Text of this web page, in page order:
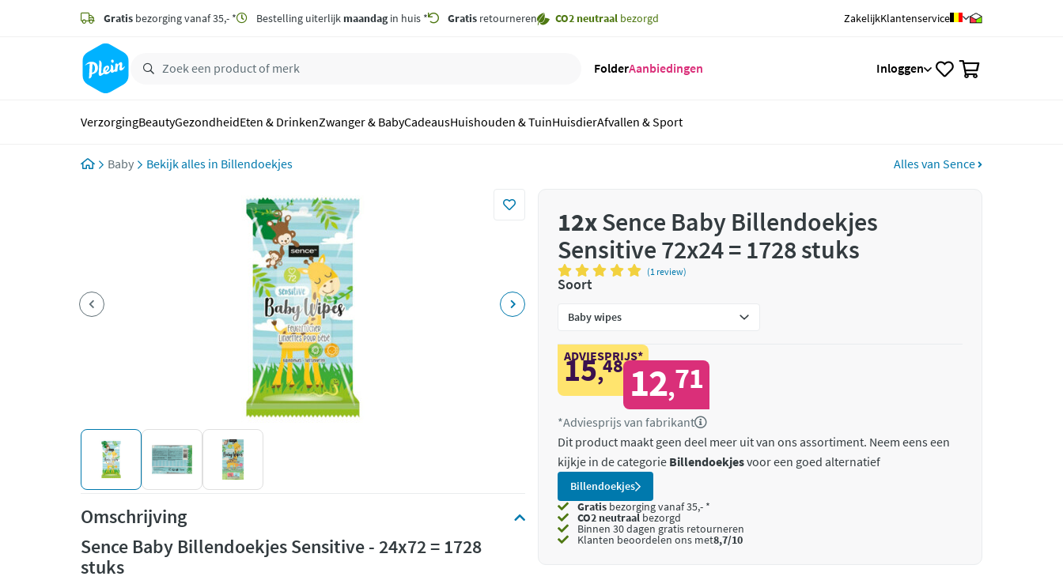
zoeken
hoofdinhoud
Gratis bezorging vanaf 35,- * Bestelling uiterlijk maandagin huis * Gratis retourneren CO2 neutraal bezorgd ZakelijkKlantenservice
FolderAanbiedingen Inloggen
VerzorgingBeautyGezondheidEten & DrinkenZwanger & BabyCadeausHuishouden & TuinHuisdierAfvallen & Sport
Baby Billendoekjes Alles van Sence
Omschrijving
Sence Baby Billendoekjes Sensitive - 24x72 = 1728
stuks
12xSence Baby Billendoekjes
Sensitive 72x24 = 1728 stuks
(1 review)
Soort
ADVIESPRIJS*
15,48 12,71
*Adviesprijs van fabrikant
Dit product maakt geen deel meer uit van ons assortiment. Neem eens een
kijkje in de categorie Billendoekjesvoor een goed alternatief
Billendoekjes
Gratis bezorging vanaf 35,- *
CO2 neutraalbezorgd
Binnen 30 dagen gratis retourneren
Klanten beoordelen ons met8,7/10